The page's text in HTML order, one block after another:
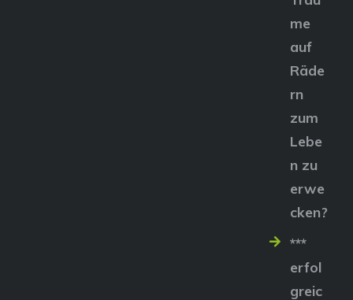
me
auf
Räde
rn
zum
Lebe
n zu
erwe
cken?
***
erfol
greic